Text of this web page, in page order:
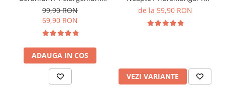
Graveolens 15ml -
Aromaterapie Sigura | nJoy
99,90 RON
69,90 RON
ADAUGA IN COS
Nyctanthes Arbortristis 5ml
Sigura | nJoy Nature
de la 59,90 RON
VEZI VARIANTE